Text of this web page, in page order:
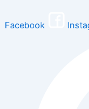
Facebook